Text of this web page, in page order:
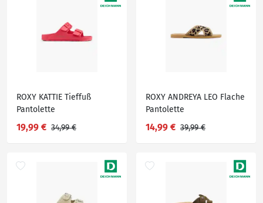
ROXY KATTIE Tieffuß
Pantolette
19,99 € 34,99 €
ROXY ANDREYA LEO Flache
Pantolette
14,99 € 39,99 €